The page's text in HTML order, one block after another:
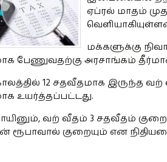
ஏப்ரல் மாதம்
மக்களுக்கு
பேணுவதற்கு அரசாங்கம்
12 சதவீதமாக இருந்த வற்
உயர்த்தப்பட்டது.
வற் வீதம் 3 சதவீதம்
ரூபாவால் குறையும் என